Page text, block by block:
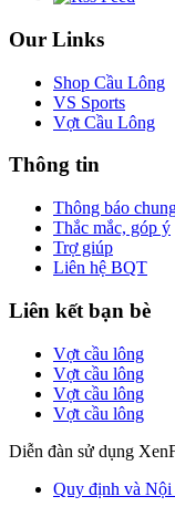
Our Links
Shop Cầu Lông
VS Sports
Vợt Cầu Lông
Thông tin
Thông báo
Thắc mắc, góp ý
Trợ giúp
Liên hệ BQT
Liên kết bạn bè
Vợt cầu lông
Vợt cầu lông
Vợt cầu lông
Vợt cầu lông
Diễn đàn sử dụng
Quy định và Nội